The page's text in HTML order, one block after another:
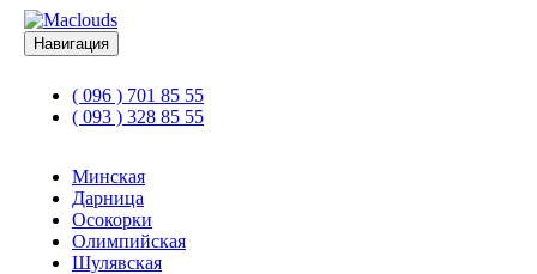
Навигация
( 096 ) 701 85 55
( 093 ) 328 85 55
Минская
Дарница
Осокорки
Олимпийская
Шулявская